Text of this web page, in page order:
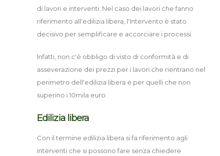
di lavori e interventi. Nel caso dei lavori che fanno
riferimento all'edilizia libera, l'Intervento è stato
decisivo per semplificare e accorciare i processi.
Infatti, non c'è obbligo di visto di conformità e di
asseverazione dei prezzi per i lavori che rientrano nel
perimetro dell'edilizia libera e per quelli che non
superino i 10mila euro.
Edilizia libera
Con il termine edilizia libera si fa riferimento agli
interventi che si possono fare senza chiedere